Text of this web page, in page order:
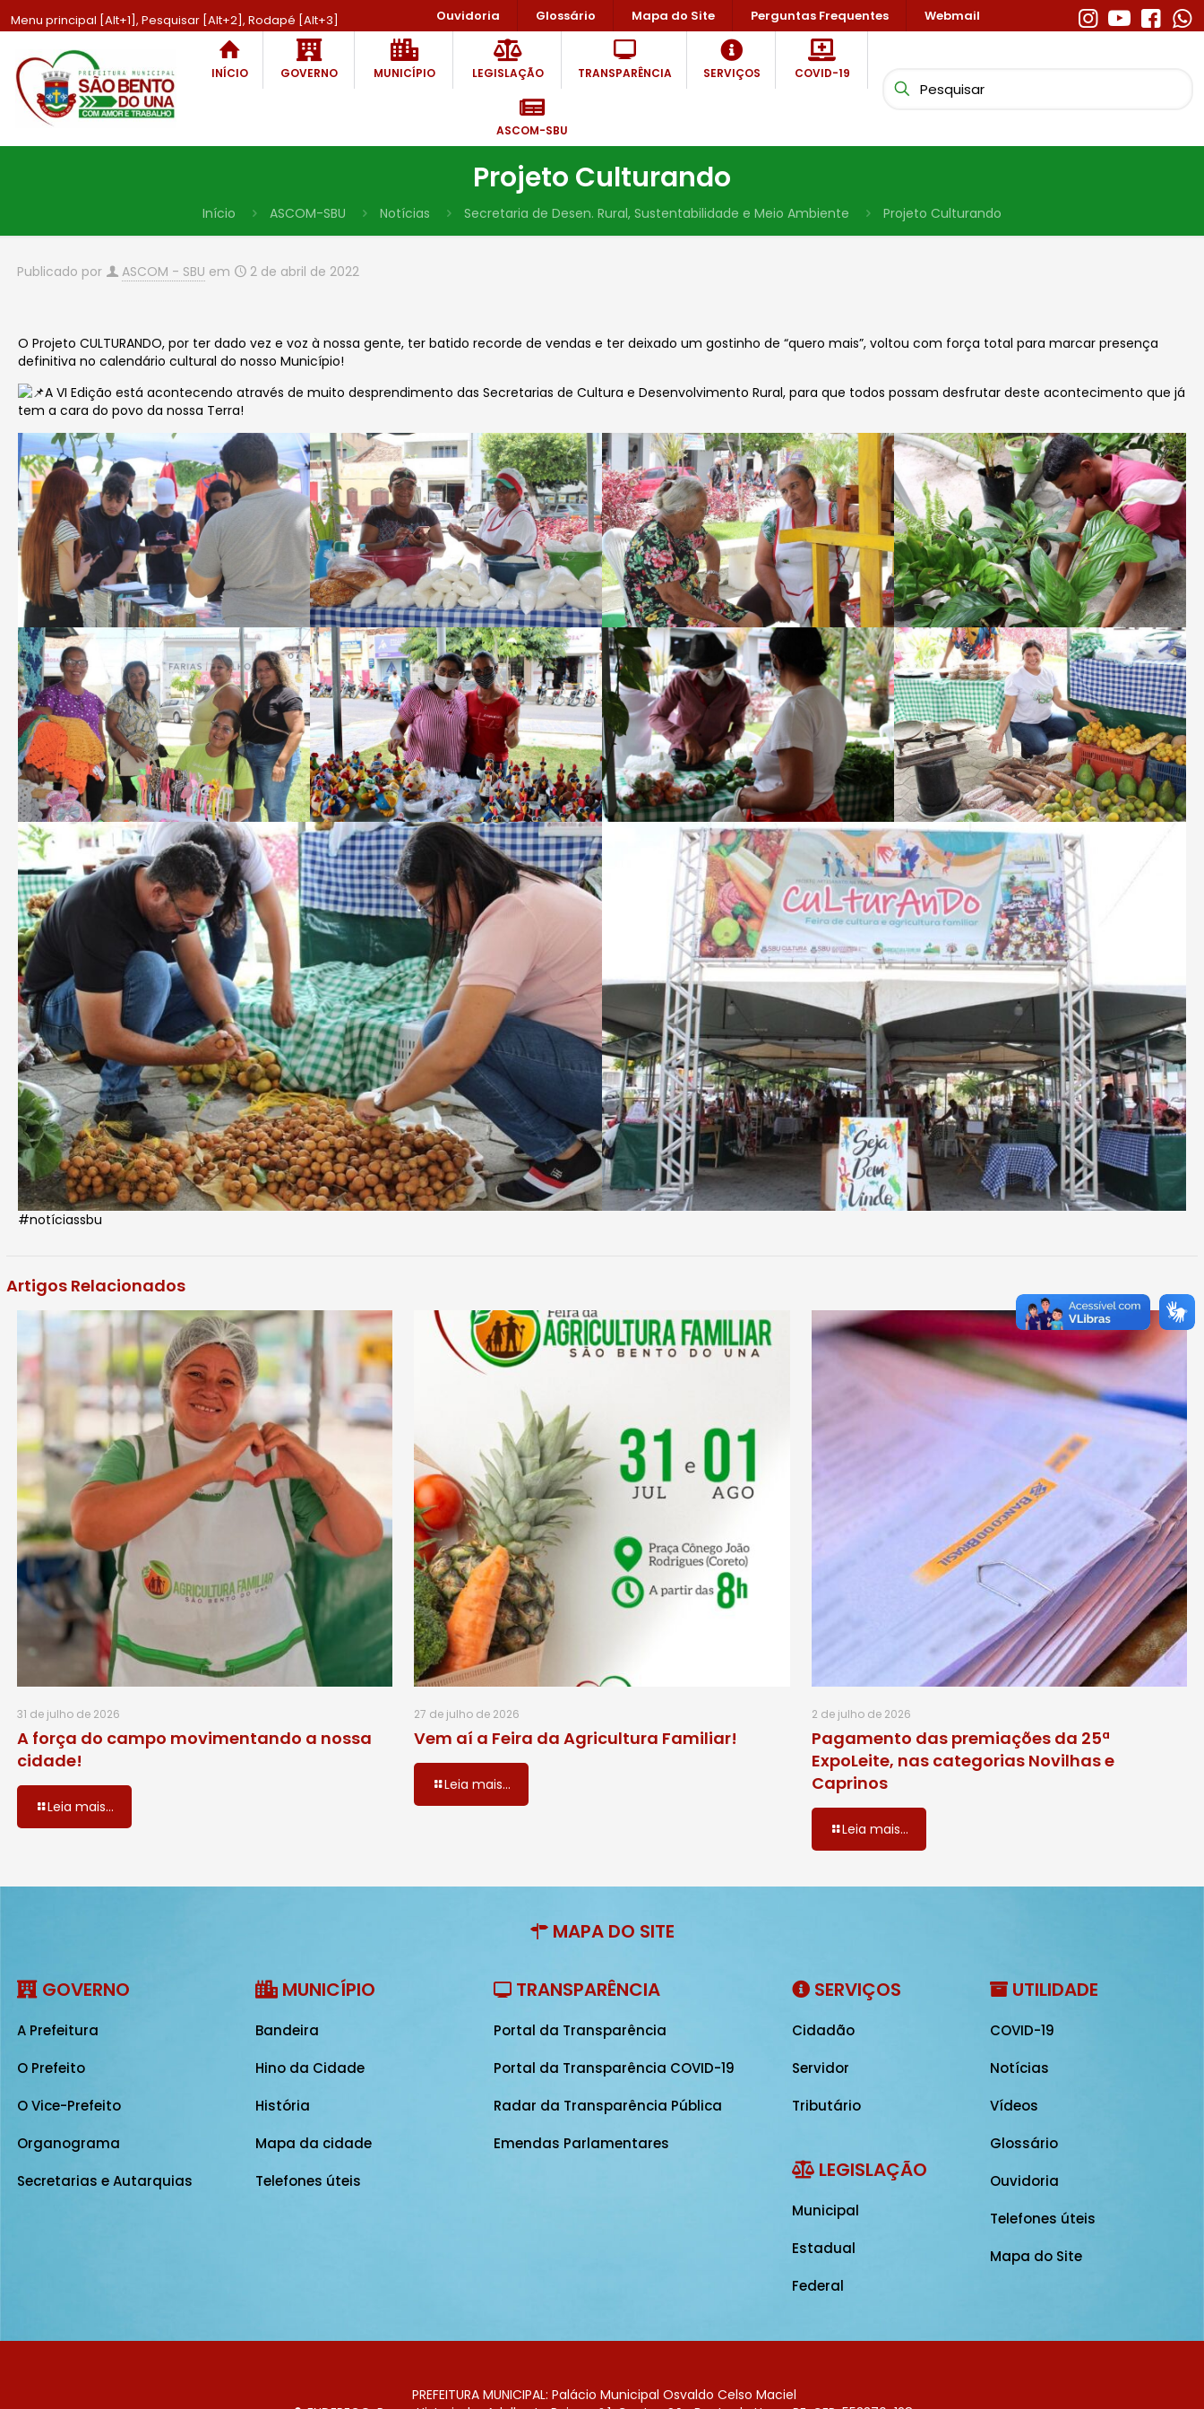
Menu principal [Alt+1], Pesquisar [Alt+2], Rodapé [Alt+3] Ouvidoria Glossário Mapa do Site Perguntas Frequentes Webmail
INÍCIO GOVERNO MUNICÍPIO LEGISLAÇÃO TRANSPARÊNCIA SERVIÇOS COVID-19
ASCOM-SBU
Projeto Culturando
Início ASCOM-SBU Notícias Secretaria de Desen. Rural, Sustentabilidade e Meio Ambiente Projeto Culturando
Publicado por ASCOM - SBU em 2 de abril de 2022
O Projeto CULTURANDO, por ter dado vez e voz à nossa gente, ter batido recorde de vendas e ter deixado um gostinho de “quero mais”, voltou com força total para marcar presença
definitiva no calendário cultural do nosso Município!
A VI Edição está acontecendo através de muito desprendimento das Secretarias de Cultura e Desenvolvimento Rural, para que todos possam desfrutar deste acontecimento que já
tem a cara do povo da nossa Terra!
#notíciassbu
Artigos Relacionados
31 de julho de 2026
A força do campo movimentando a nossa
cidade!
Leia mais...
27 de julho de 2026
Vem aí a Feira da Agricultura Familiar!
Leia mais...
2 de julho de 2026
Pagamento das premiações da 25ª
ExpoLeite, nas categorias Novilhas e
Caprinos
Leia mais...
MAPA DO SITE
GOVERNO
A Prefeitura
O Prefeito
O Vice-Prefeito
Organograma
Secretarias e Autarquias
MUNICÍPIO
Bandeira
Hino da Cidade
História
Mapa da cidade
Telefones úteis
TRANSPARÊNCIA
Portal da Transparência
Portal da Transparência COVID-19
Radar da Transparência Pública
Emendas Parlamentares
SERVIÇOS
Cidadão
Servidor
Tributário
LEGISLAÇÃO
Municipal
Estadual
Federal
UTILIDADE
COVID-19
Notícias
Vídeos
Glossário
Ouvidoria
Telefones úteis
Mapa do Site
PREFEITURA MUNICIPAL: Palácio Municipal Osvaldo Celso Maciel